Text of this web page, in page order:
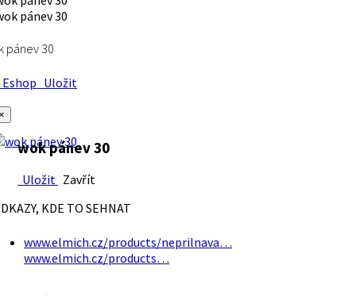
pánev 30
Uložit
wok pánev 30
Uložit Zavřít
KDE TO SEHNAT
www.elmich.cz/products/neprilnava…
www.elmich.cz/products…